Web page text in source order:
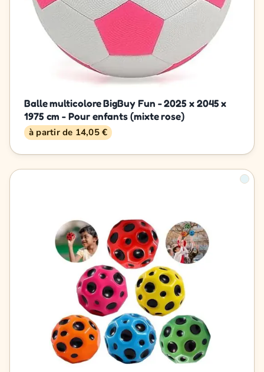
Balle multicolore BigBuy Fun - 2025 x 2045 x
1975 cm - Pour enfants (mixte rose)
à partir de 14,05 €